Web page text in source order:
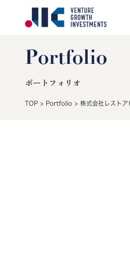
Portfolio
ポートフォリオ
TOP > Portfolio > 株式会社レストア